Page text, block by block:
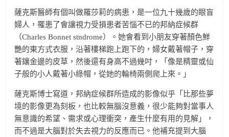
薩克斯醫師有個叫做羅莎莉的病患，是一位九十幾歲的眼盲
婦人，罹患了會讓視力受損患者苦惱不已的邦納症候群
（Charles Bonnet stndrome）。她會看到小朋友穿著顏色鮮
艷的東方式衣服，沿著樓梯跑上跑下的，婦女戴著帽子，穿
著鑲金邊的皮草，然後還有身高不過幾吋，「像是精靈或仙
子般的小人戴著小綠帽，從她的輪椅兩側爬上來。」
薩克斯博士寫道，邦納症候群所造成的影像似乎「比那些夢
境的影像更為刻板，也比較無腦沒意義，很少能夠對當事人
無意識的希望、需求或心理衝突，產生什麼有用的見解」，
而不過是大腦對於失去視力的反應而已。他補充提到大腦